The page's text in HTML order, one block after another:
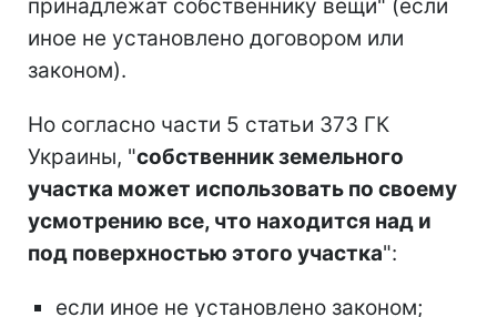
принадлежат собственнику вещи" (если
иное не установлено договором или
законом).
Но согласно части 5 статьи 373 ГК
Украины, "собственник земельного
участка может использовать по своему
усмотрению все, что находится над и
под поверхностью этого участка":
если иное не установлено законом;